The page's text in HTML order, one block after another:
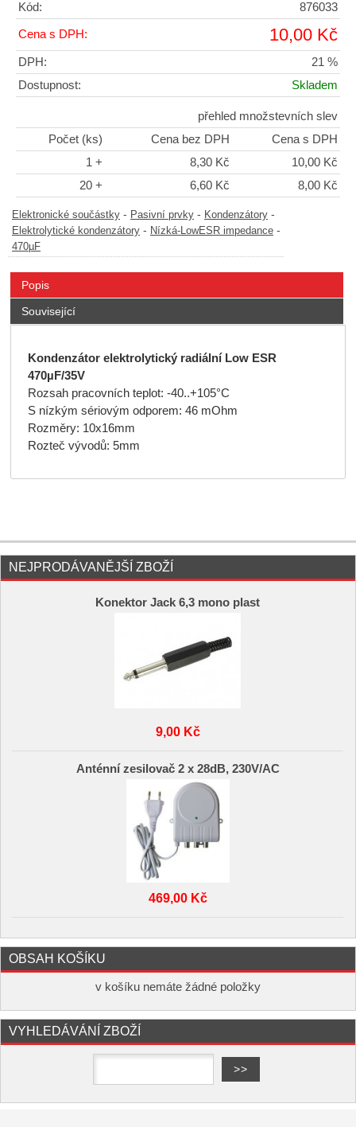
Kód: 876033
Cena s DPH: 10,00 Kč
DPH:
21 %
Dostupnost:
Skladem
přehled množstevních slev
Počet (ks)
Cena bez DPH
Cena s DPH
1 +
8,30 Kč
10,00 Kč
20 +
6,60 Kč 8,00 Kč
Elektronické součástky - Pasivní prvky - Kondenzátory -
Elektrolytické kondenzátory - Nízká-LowESR impedance -
470µF
Popis
Související
Kondenzátor elektrolytický radiální Low ESR
470µF/35V
Rozsah pracovních teplot: -40..+105°C
S nízkým sériovým odporem: 46 mOhm
Rozměry: 10x16mm
Rozteč vývodů: 5mm
NEJPRODÁVANĚJŠÍ ZBOŽÍ
Konektor Jack 6,3 mono plast
9,00 Kč
Anténní zesilovač 2 x 28dB, 230V/AC
469,00 Kč
OBSAH KOŠÍKU
v košíku nemáte žádné položky
VYHLEDÁVÁNÍ ZBOŽÍ